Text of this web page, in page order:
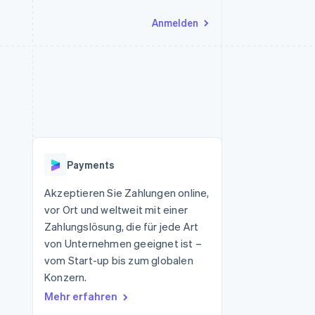
Anmelden
Radar
Start-up-Gründung
Climate
CO₂-Entnahme
API-Status
Payments
Akzeptieren Sie Zahlungen online,
vor Ort und weltweit mit einer
Zahlungslösung, die für jede Art
von Unternehmen geeignet ist –
vom Start-up bis zum globalen
Konzern.
Mehr erfahren